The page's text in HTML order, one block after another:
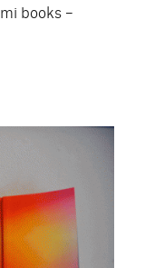
books –